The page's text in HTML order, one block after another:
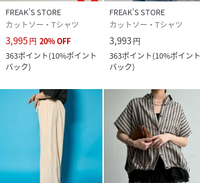
FREAK’S STORE
カットソー・Tシャツ
3,995円 20%OFF
363ポイント(10%ポイント
バック)
FREAK’S STORE
カットソー・Tシャツ
3,993円
363ポイント(10%ポイント
バック)